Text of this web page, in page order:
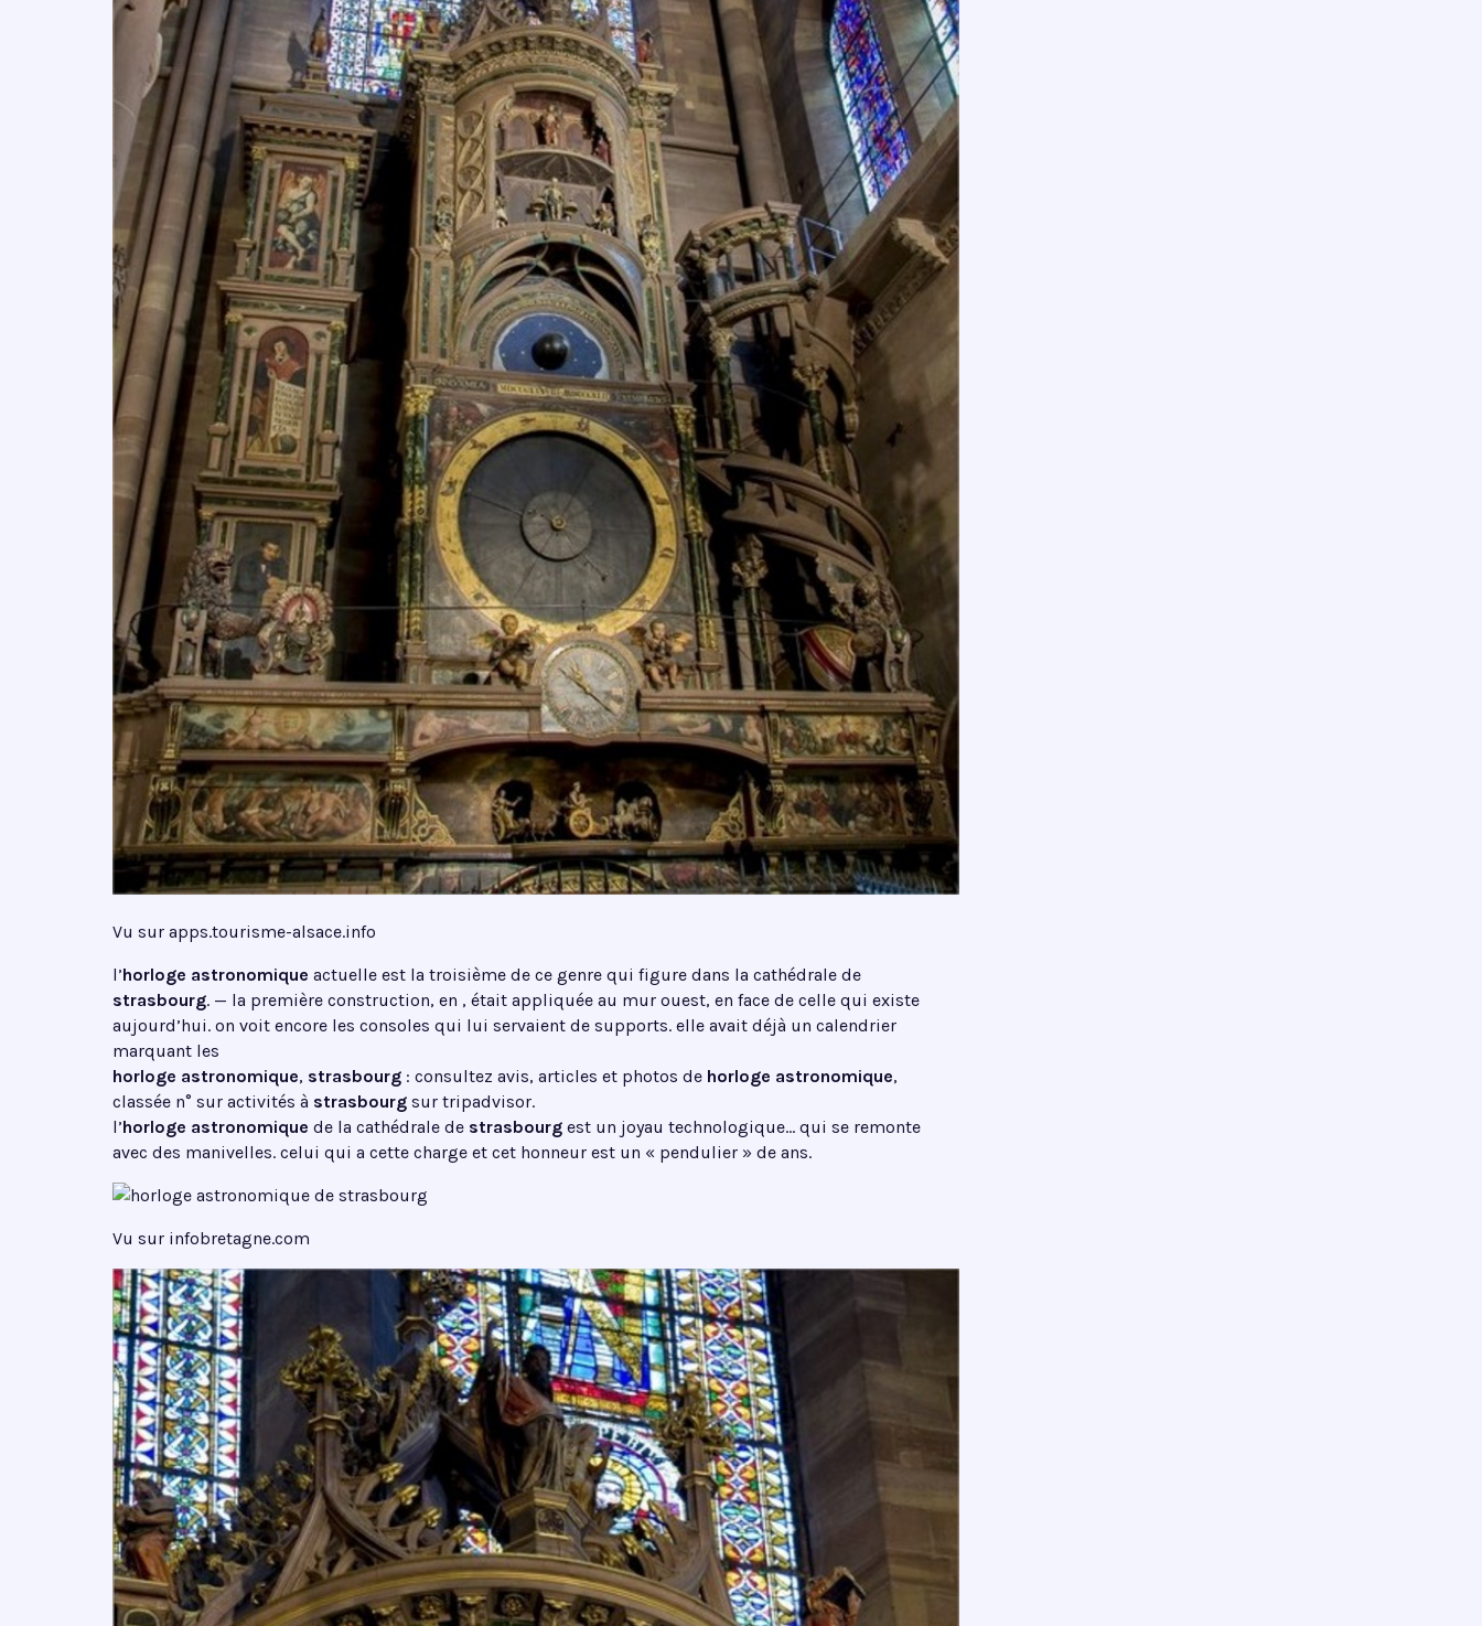
Vu sur apps.tourisme-alsace.info
l’horloge astronomique actuelle est la troisième de ce genre qui figure dans la cathédrale de
strasbourg. — la première construction, en , était appliquée au mur ouest, en face de celle qui existe
aujourd’hui. on voit encore les consoles qui lui servaient de supports. elle avait déjà un calendrier
marquant les
horloge astronomique, strasbourg : consultez avis, articles et photos de horloge astronomique,
classée n° sur activités à strasbourg sur tripadvisor.
l’horloge astronomique de la cathédrale de strasbourg est un joyau technologique… qui se remonte
avec des manivelles. celui qui a cette charge et cet honneur est un « pendulier » de ans.
Vu sur infobretagne.com